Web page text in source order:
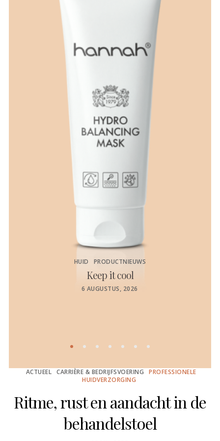
HUID PRODUCTNIEUWS
Keep it cool
POSTED
6 AUGUSTUS, 2026
ACTUEEL CARRIÈRE & BEDRIJFSVOERING
PROFESSIONELE
HUIDVERZORGING
Ritme, rust en aandacht in de
behandelstoel